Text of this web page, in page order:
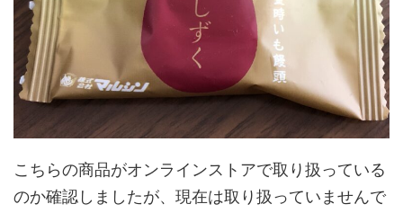
こちらの商品がオンラインストアで取り扱っている
のか確認しましたが、現在は取り扱っていませんで